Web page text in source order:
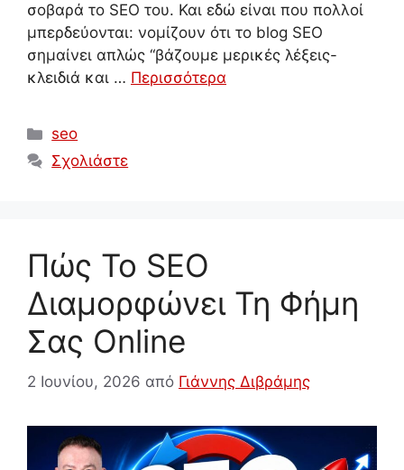
σοβαρά το SEO του. Και εδώ είναι που πολλοί
μπερδεύονται: νομίζουν ότι το blog SEO
σημαίνει απλώς “βάζουμε μερικές λέξεις-
κλειδιά και … Περισσότερα
Κατηγορίες
seo
Σχολιάστε
Πώς Το SEO
Διαμορφώνει Τη Φήμη
Σας Online
2 Ιουνίου, 2026 από Γιάννης Διβράμης